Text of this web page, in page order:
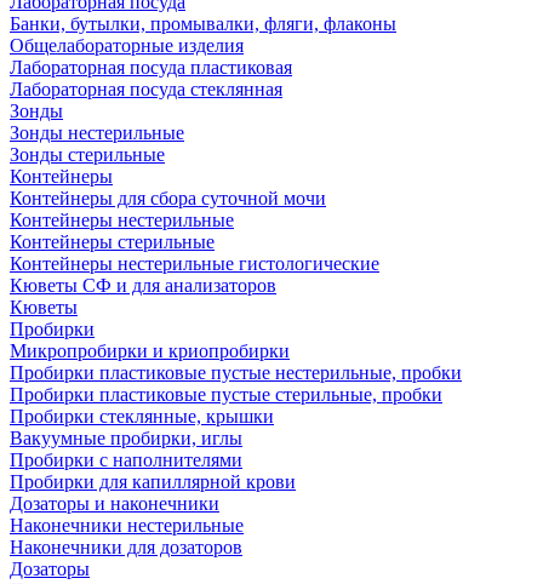
Банки, бутылки, промывалки, фляги, флаконы
Общелабораторные изделия
Лабораторная посуда пластиковая
Лабораторная посуда стеклянная
Зонды
Зонды нестерильные
Зонды стерильные
Контейнеры
Контейнеры для сбора суточной мочи
Контейнеры нестерильные
Контейнеры стерильные
Контейнеры нестерильные гистологические
Кюветы СФ и для анализаторов
Кюветы
Пробирки
Микропробирки и криопробирки
Пробирки пластиковые пустые нестерильные, пробки
Пробирки пластиковые пустые стерильные, пробки
Пробирки стеклянные, крышки
Вакуумные пробирки, иглы
Пробирки с наполнителями
Пробирки для капиллярной крови
Дозаторы и наконечники
Наконечники нестерильные
Наконечники для дозаторов
Дозаторы